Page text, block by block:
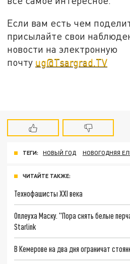
Если вам есть чем
присылайте свои
новости на электронную
почту ug@Tsargrad.TV
ТЕГИ: НОВЫЙ ГОД НОВОГОДНЯЯ
ЧИТАЙТЕ ТАКЖЕ:
Технофашисты XXI века
Оплеуха Маску. "Пора снять белые
Starlink
В Кемерове на два дня ограничат